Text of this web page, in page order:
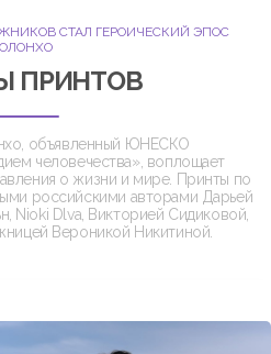
СТАЛ ГЕРОИЧЕСКИЙ ЭПОС
ОЛОНХО
ПРИНТОВ
объявленный ЮНЕСКО
человечества», воплощает
о жизни и мире. Принты по
российскими авторами Дарьей
Nioki Dlva, Викторией Сидиковой,
Вероникой Никитиной.